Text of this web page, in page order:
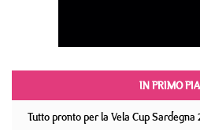
IN PRIMO
Tutto pronto per la Vela Cup